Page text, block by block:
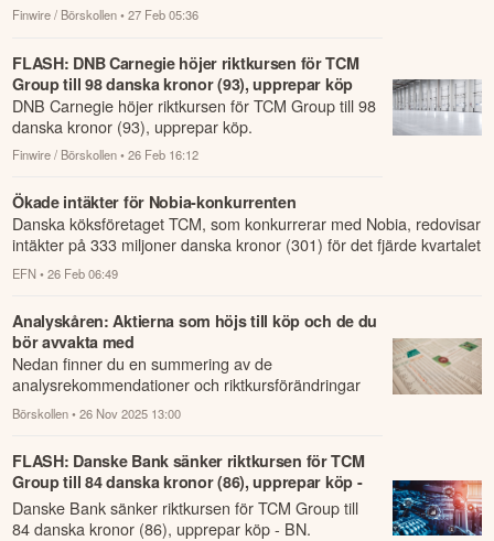
Finwire / Börskollen • 27 Feb 05:36
FLASH: DNB Carnegie höjer riktkursen för TCM
Group till 98 danska kronor (93), upprepar köp
DNB Carnegie höjer riktkursen för TCM Group till 98
danska kronor (93), upprepar köp.
Finwire / Börskollen • 26 Feb 16:12
Ökade intäkter för Nobia-konkurrenten
Danska köksföretaget TCM, som konkurrerar med Nobia, redovisar
intäkter på 333 miljoner danska kronor (301) för det fjärde kvartalet
2025.
EFN • 26 Feb 06:49
Analyskåren: Aktierna som höjs till köp och de du
bör avvakta med
Nedan finner du en summering av de
analysrekommendationer och riktkursförändringar
som har rapporterats om idag den 26 november.
Börskollen • 26 Nov 2025 13:00
FLASH: Danske Bank sänker riktkursen för TCM
Group till 84 danska kronor (86), upprepar köp -
BN
Danske Bank sänker riktkursen för TCM Group till
84 danska kronor (86), upprepar köp - BN.